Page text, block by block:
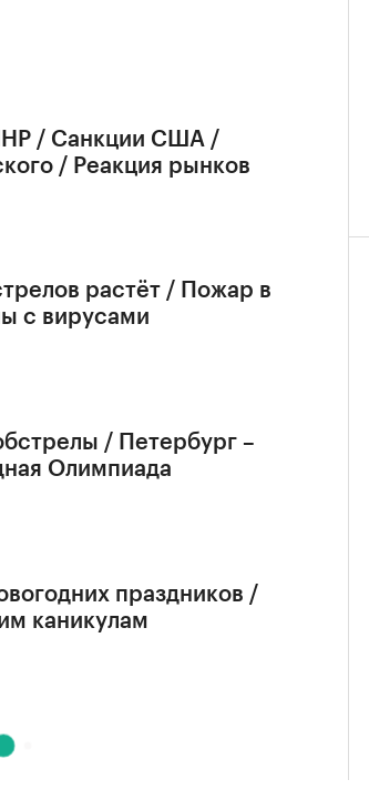
/ Санкции США /
/ Реакция рынков
растёт / Пожар в
с вирусами
/ Петербург –
Олимпиада
праздников /
каникулам